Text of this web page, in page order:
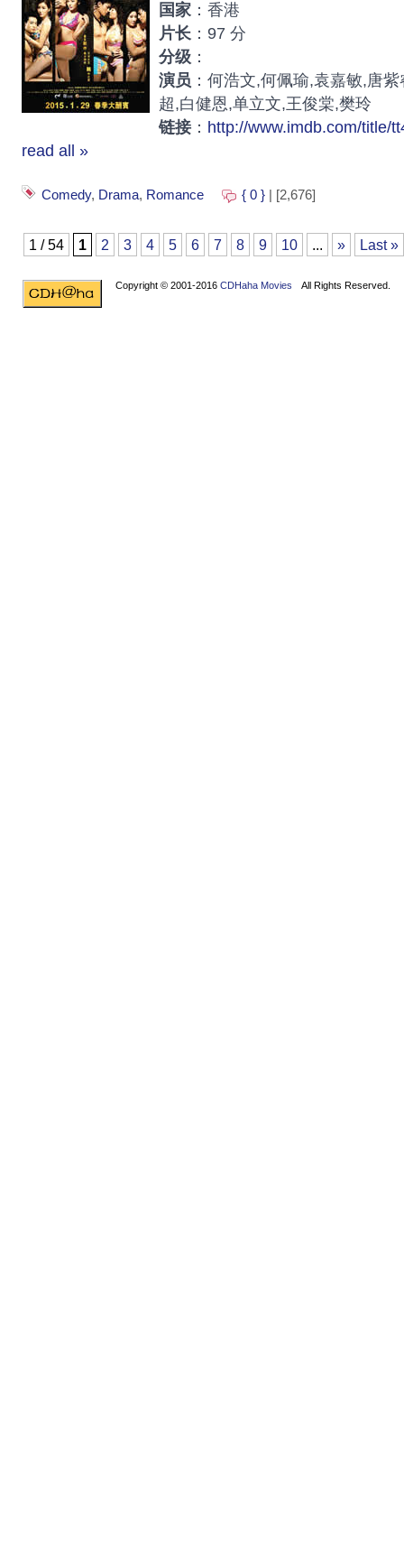
国家 ：香港
片长 ：97 分
分级 ：
演员 ：何浩文,何佩瑜,袁嘉敏,唐
超,白健恩,单立文,王俊棠,樊玲
链接 ： http://www.imdb.com/title/
read all »
Comedy, Drama, Romance { 0 } | [2,676]
1 / 54 1 2 3 4 5 6 7 8 9 10 ... » Last »
Copyright © 2001-2016 CDHaha Movies All Rights Reserved.